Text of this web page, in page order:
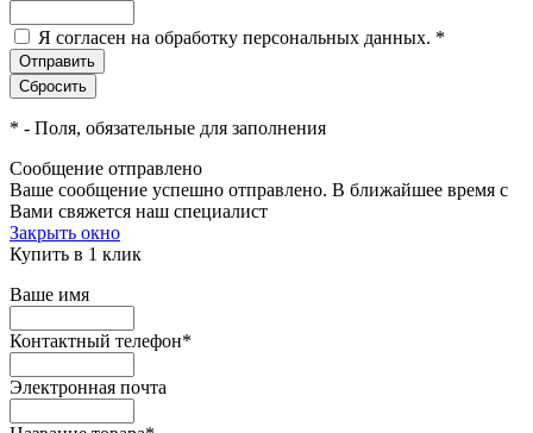
Я согласен на обработку персональных данных. *
* - Поля, обязательные для заполнения
Сообщение отправлено
Ваше сообщение успешно отправлено. В ближайшее время с
Вами свяжется наш специалист
Закрыть окно
Купить в 1 клик
Ваше имя
Контактный телефон*
Электронная почта